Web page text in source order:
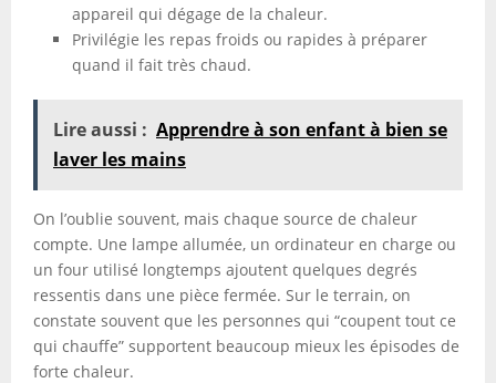
appareil qui dégage de la chaleur.
Privilégie les repas froids ou rapides à préparer
quand il fait très chaud.
Lire aussi : Apprendre à son enfant à bien se
laver les mains
On l’oublie souvent, mais chaque source de chaleur
compte. Une lampe allumée, un ordinateur en charge ou
un four utilisé longtemps ajoutent quelques degrés
ressentis dans une pièce fermée. Sur le terrain, on
constate souvent que les personnes qui “coupent tout ce
qui chauffe” supportent beaucoup mieux les épisodes de
forte chaleur.